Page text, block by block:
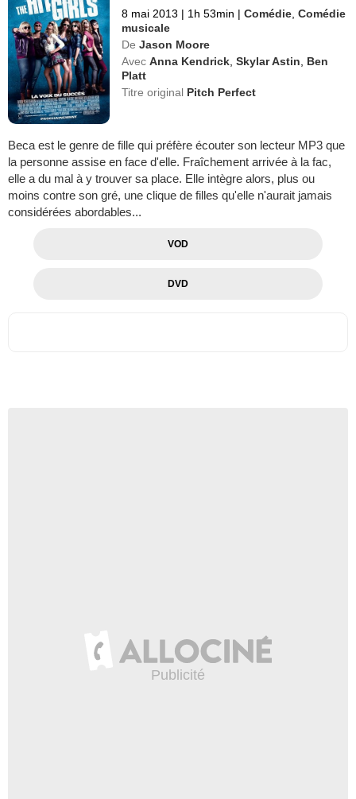
8 mai 2013 | 1h 53min | Comédie,Comédie
musicale
De Jason Moore
Avec Anna Kendrick,Skylar Astin, Ben
Platt
Titre original Pitch Perfect
Beca est le genre de fille qui préfère écouter son lecteur MP3 que
la personne assise en face d'elle. Fraîchement arrivée à la fac,
elle a du mal à y trouver sa place. Elle intègre alors, plus ou
moins contre son gré, une clique de filles qu'elle n'aurait jamais
considérées abordables...
VOD
DVD